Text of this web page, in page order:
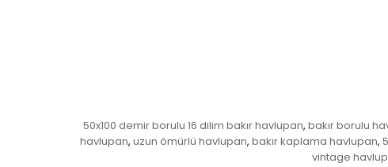
50x100 demir borulu 16 dilim bakır havlupan, bakır borulu
havlupan, uzun ömürlü havlupan, bakır kaplama havlupan,
vintage